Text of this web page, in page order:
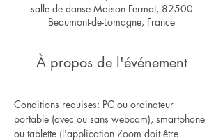
salle de danse Maison Fermat, 82500
Beaumont-de-Lomagne, France
À propos de l'événement
Conditions requises: PC ou ordinateur
portable (avec ou sans webcam), smartphone
ou tablette (l'application Zoom doit être